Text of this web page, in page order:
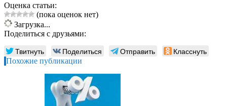
Оценка статьи:
(пока оценок нет)
Загрузка...
Поделиться с друзьями:
Твитнуть Поделиться Отправить Класснуть
Похожие публикации